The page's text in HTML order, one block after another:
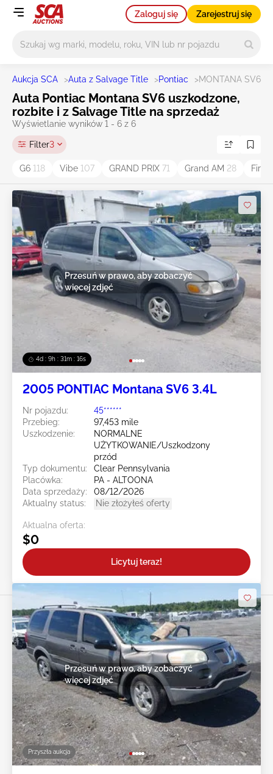
Zaloguj się Zarejestruj się
Aukcja SCA >Auta z Salvage Title >Pontiac >MONTANA SV6
Auta Pontiac Montana SV6 uszkodzone,
rozbite i z Salvage Title na sprzedaż
Wyświetlanie wyników 1 - 6 z 6
Filter3
G6 118 Vibe 107 GRAND PRIX 71 Grand AM 28
4d : 9h : 31m : 16s
Przesuń w prawo, aby zobaczyć
więcej zdjęć
2005 PONTIAC Montana SV6 3.4L
Nr pojazdu:
45******
Przebieg:
97,453 mile
Uszkodzenie:
NORMALNE
UŻYTKOWANIE/Uszkodzony
przód
Typ dokumentu:
Clear Pennsylvania
Placówka:
PA - ALTOONA
Data sprzedaży:
08/12/2026
Aktualny status:
Nie złożyłeś oferty
Aktualna oferta:
$0
Licytuj teraz!
Przyszła aukcja
Przesuń w prawo, aby zobaczyć
więcej zdjęć